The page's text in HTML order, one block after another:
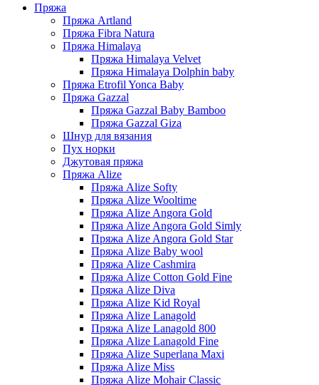
Пряжа
Пряжа Artland
Пряжа Fibra Natura
Пряжа Himalaya
Пряжа Himalaya Velvet
Пряжа Himalaya Dolphin baby
Пряжа Etrofil Yonca Baby
Пряжа Gazzal
Пряжа Gazzal Baby Bamboo
Пряжа Gazzal Giza
Шнур для вязания
Пух норки
Джутовая пряжа
Пряжа Alize
Пряжа Alize Softy
Пряжа Alize Wooltime
Пряжа Alize Angora Gold
Пряжа Alize Angora Gold Simly
Пряжа Alize Angora Gold Star
Пряжа Alize Baby wool
Пряжа Alize Cashmira
Пряжа Alize Cotton Gold Fine
Пряжа Alize Diva
Пряжа Alize Kid Royal
Пряжа Alize Lanagold
Пряжа Alize Lanagold 800
Пряжа Alize Lanagold Fine
Пряжа Alize Superlana Maxi
Пряжа Alize Miss
Пряжа Alize Mohair Classic